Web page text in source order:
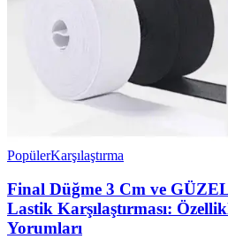
PopülerKarşılaştırma
Final Düğme 3 Cm ve
Lastik Karşılaştırması:
Yorumları